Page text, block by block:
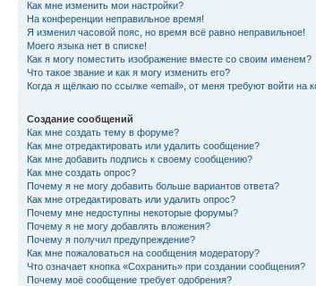
Как мне изменить мои настройки?
На конференции неправильное время!
Я изменил часовой пояс, но время всё равно неправильное!
Моего языка нет в списке!
Как я могу поместить изображение вместе со своим именем?
Что такое звание и как я могу изменить его?
Когда я щёлкаю по ссылке «email», от меня требуют войти на
Создание сообщений
Как мне создать тему в форуме?
Как мне отредактировать или удалить сообщение?
Как мне добавить подпись к своему сообщению?
Как мне создать опрос?
Почему я не могу добавить больше вариантов ответа?
Как мне отредактировать или удалить опрос?
Почему мне недоступны некоторые форумы?
Почему я не могу добавлять вложения?
Почему я получил предупреждение?
Как мне пожаловаться на сообщения модератору?
Что означает кнопка «Сохранить» при создании сообщения?
Почему моё сообщение требует одобрения?